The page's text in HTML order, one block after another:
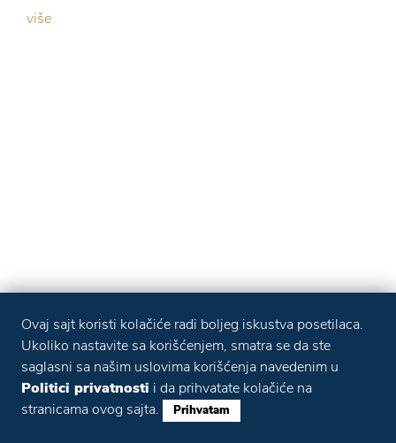
više
Ovaj sajt koristi kolačiće radi boljeg iskustva posetilaca.
Ukoliko nastavite sa korišćenjem, smatra se da ste
saglasni sa našim uslovima korišćenja navedenim u
Politici privatnosti i da prihvatate kolačiće na
stranicama ovog sajta.
Prihvatam